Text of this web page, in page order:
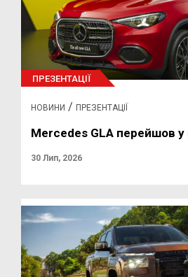
ПРЕЗЕНТАЦІЇ
НОВИНИ / ПРЕЗЕНТАЦІЇ
Mercedes GLA перейшов у
30 Лип, 2026